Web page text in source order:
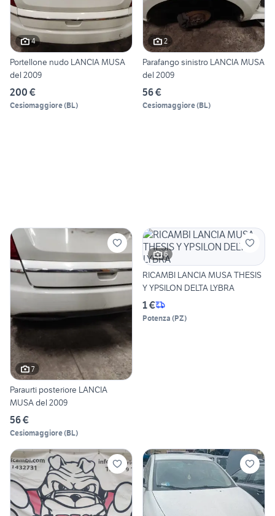
4
Portellone nudo LANCIA MUSA
del 2009
200 €
Cesiomaggiore(BL)
2
Parafango sinistro LANCIA MUSA
del 2009
56 €
Cesiomaggiore(BL)
7
Paraurti posteriore LANCIA
MUSA del 2009
56 €
Cesiomaggiore(BL)
6
RICAMBI LANCIA MUSA THESIS
Y YPSILON DELTA LYBRA
1 €
Potenza (PZ)